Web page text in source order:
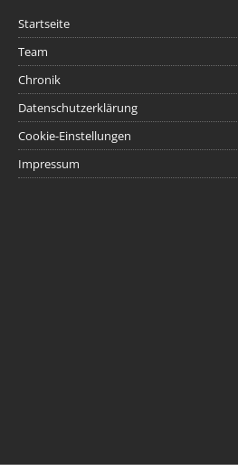
Startseite
Team
Chronik
Datenschutzerklärung
Cookie-Einstellungen
Impressum